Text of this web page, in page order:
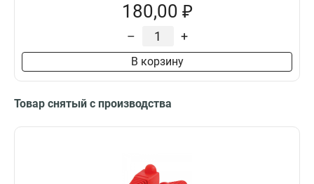
180,00 ₽
– +
В корзину
Товар снятый с производства